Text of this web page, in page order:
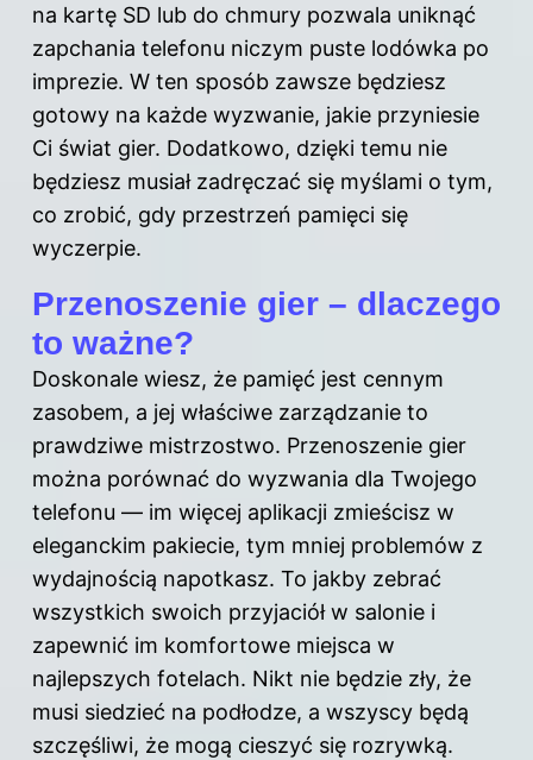
na kartę SD lub do chmury pozwala uniknąć
zapchania telefonu niczym puste lodówka po
imprezie. W ten sposób zawsze będziesz
gotowy na każde wyzwanie, jakie przyniesie
Ci świat gier. Dodatkowo, dzięki temu nie
będziesz musiał zadręczać się myślami o tym,
co zrobić, gdy przestrzeń pamięci się
wyczerpie.
Przenoszenie gier – dlaczego
to ważne?
Doskonale wiesz, że pamięć jest cennym
zasobem, a jej właściwe zarządzanie to
prawdziwe mistrzostwo. Przenoszenie gier
można porównać do wyzwania dla Twojego
telefonu — im więcej aplikacji zmieścisz w
eleganckim pakiecie, tym mniej problemów z
wydajnością napotkasz. To jakby zebrać
wszystkich swoich przyjaciół w salonie i
zapewnić im komfortowe miejsca w
najlepszych fotelach. Nikt nie będzie zły, że
musi siedzieć na podłodze, a wszyscy będą
szczęśliwi, że mogą cieszyć się rozrywką.